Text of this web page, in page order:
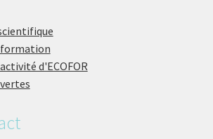
d'ECOFOR